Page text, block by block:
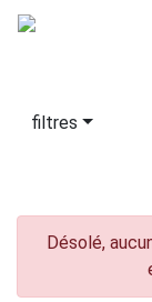
filtres
Désolé,